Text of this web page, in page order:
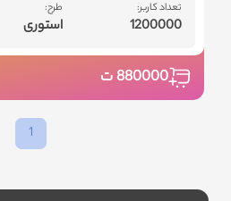
تعداد کاربر:
1200000
طرح:
استوری
880000ت
1